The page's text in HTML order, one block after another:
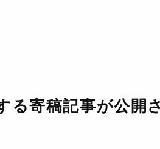
寄稿記事が公開